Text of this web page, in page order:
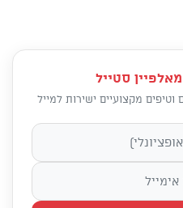
סטייל
מקצועיים ישירות למייל